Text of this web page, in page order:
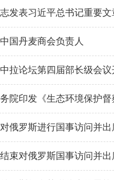
国丹麦商会负责人
拉论坛第四届部长级会
院印发《生态环境保护督
俄罗斯进行国事访问并
束对俄罗斯国事访问并